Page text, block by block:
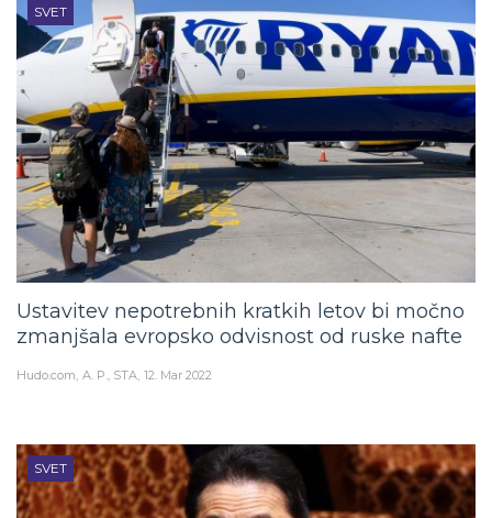
SVET
Ustavitev nepotrebnih kratkih letov bi močno
zmanjšala evropsko odvisnost od ruske nafte
Hudo.com A. P., STA 12. Mar 2022
SVET